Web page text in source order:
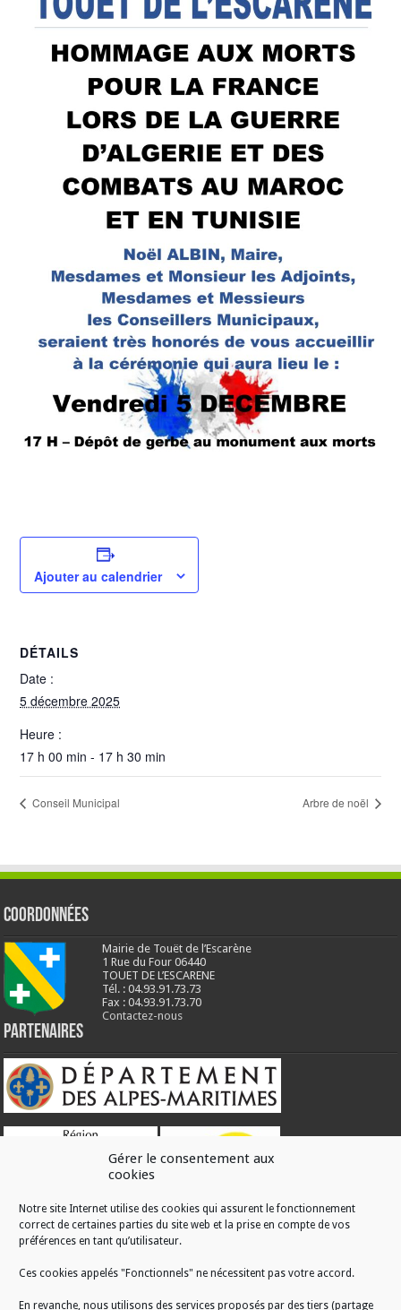
Gérer le consentement aux
cookies
Notre site Internet utilise des cookies qui assurent le fonctionnement
correct de certaines parties du site web et la prise en compte de vos
préférences en tant qu’utilisateur.
Ces cookies appelés "Fonctionnels" ne nécessitent pas votre accord.
En revanche, nous utilisons des services proposés par des tiers (partage
Ajouter au calendrier
DÉTAILS
Date :
5 décembre 2025
Heure :
17 h 00 min - 17 h 30 min
Conseil Municipal Arbre de noël
Coordonnées
Mairie de Touët de l’Escarène
1 Rue du Four 06440
TOUET DE L’ESCARENE
Tél. : 04.93.91.73.73
Fax : 04.93.91.73.70
Contactez-nous
Partenaires
RÉALISATION